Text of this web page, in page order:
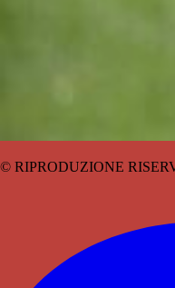
© RIPRODUZIONE